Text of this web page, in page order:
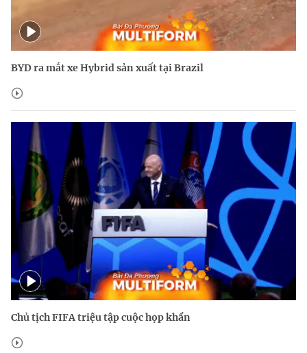
BYD ra mắt xe Hybrid sản xuất tại Brazil
Chủ tịch FIFA triệu tập cuộc họp khẩn